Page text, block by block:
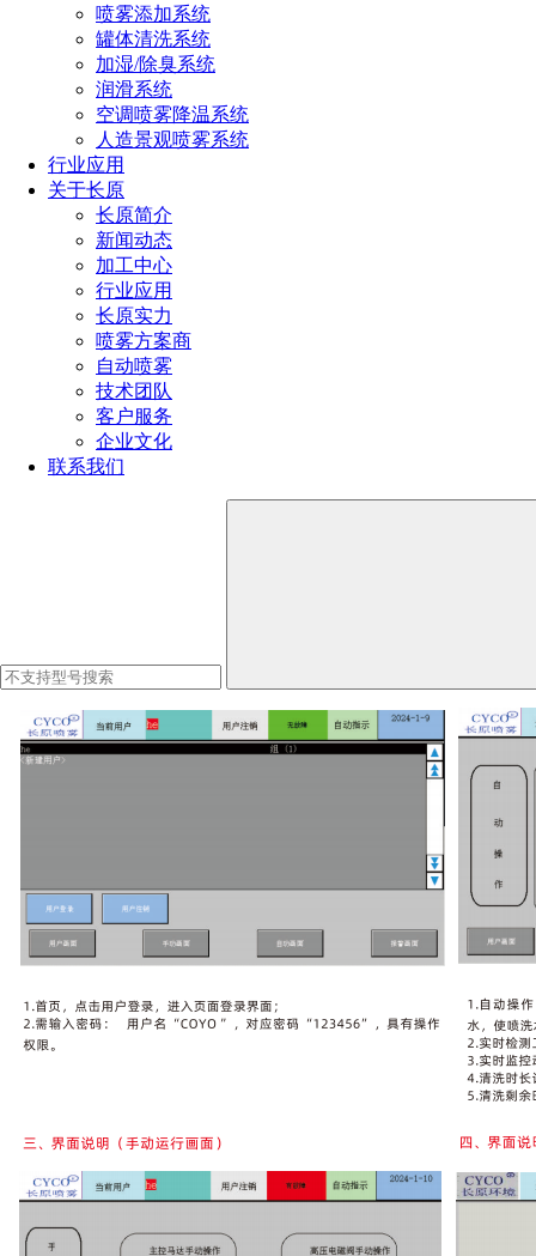
喷雾添加系统
罐体清洗系统
加湿/除臭系统
润滑系统
空调喷雾降温系统
人造景观喷雾系统
行业应用
关于长原
长原简介
新闻动态
加工中心
行业应用
长原实力
喷雾方案商
自动喷雾
技术团队
客户服务
企业文化
联系我们
配有自动升降装置，根据集装箱的高度，灵活调整清洗喷嘴的
位置，以适应不同尺寸的集装箱，提高清洗效率。
采用高压水射流技术，有效去除集装箱内部顽固的残留物，适
合清洗各种黏性物质和难以去除的污垢。
系统支持多种清洗模式，可根据集装箱内的污染程度选择不同
的清洗程序，如快速清洗、深度清洗等，灵活应对不同的清洗
需求。
通过PLC智能控制系统实现自动化操作，操作员只需简单设定
即可自动完成清洗任务，减少人为操作错误，提高清洗质量的
稳定性。
操作界面
通过高压水射流和三维旋转喷头的共同作用，集装箱高压水射
流三维清洗设备能够实现对集装箱内外表面的彻底清洗。清洗